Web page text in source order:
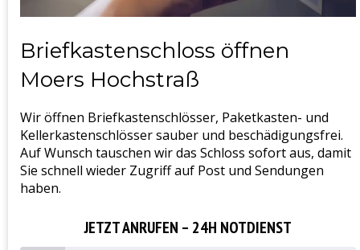
Briefkastenschloss öffnen
Moers Hochstraß
Wir öffnen Briefkastenschlösser, Paketkasten- und
Kellerkastenschlösser sauber und beschädigungsfrei.
Auf Wunsch tauschen wir das Schloss sofort aus, damit
Sie schnell wieder Zugriff auf Post und Sendungen
haben.
JETZT ANRUFEN – 24H NOTDIENST